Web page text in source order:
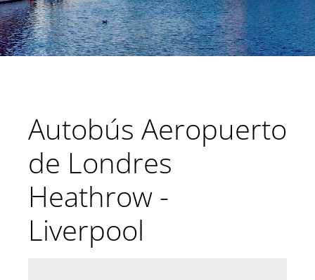
Autobús Aeropuerto
de Londres
Heathrow -
Liverpool